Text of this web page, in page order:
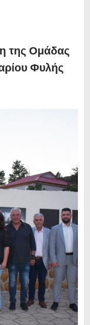
της Ομάδας
Φυλής